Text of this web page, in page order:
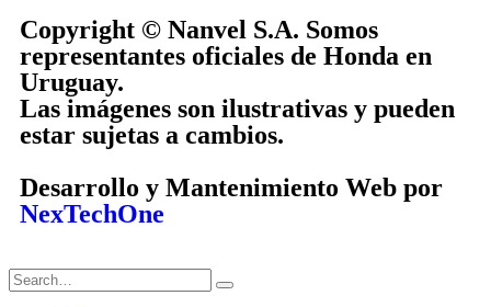
Copyright © Nanvel S.A. Somos
representantes oficiales de Honda en
Uruguay.
Las imágenes son ilustrativas y pueden
estar sujetas a cambios.
Desarrollo y Mantenimiento Web por
NexTechOne